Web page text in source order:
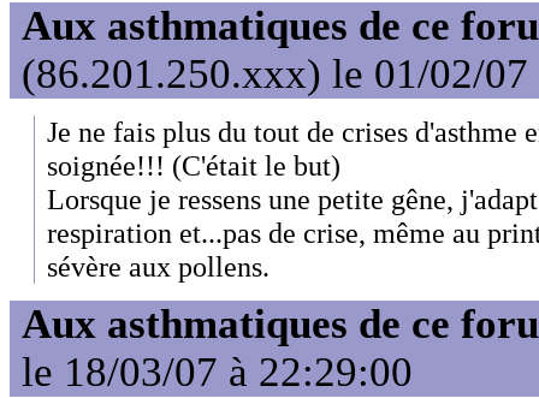
Aux asthmatiques de ce
(86.201.250.xxx) le 01/02/07
Je ne fais plus du tout de crises d'asthme
soignée!!! (C'était le but)
Lorsque je ressens une petite gêne,
respiration et...pas de crise, même au
sévère aux pollens.
Aux asthmatiques de ce
le 18/03/07 à 22:29:00